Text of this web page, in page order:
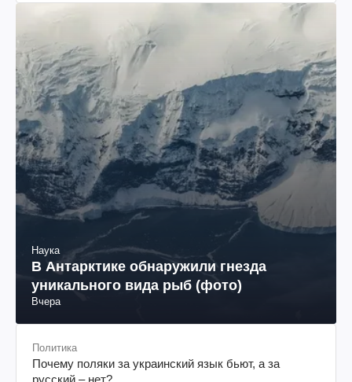
Наука
В Антарктике обнаружили гнезда
уникального вида рыб (фото)
Вчера
Политика
Почему поляки за украинский язык бьют, а за
русский – нет?